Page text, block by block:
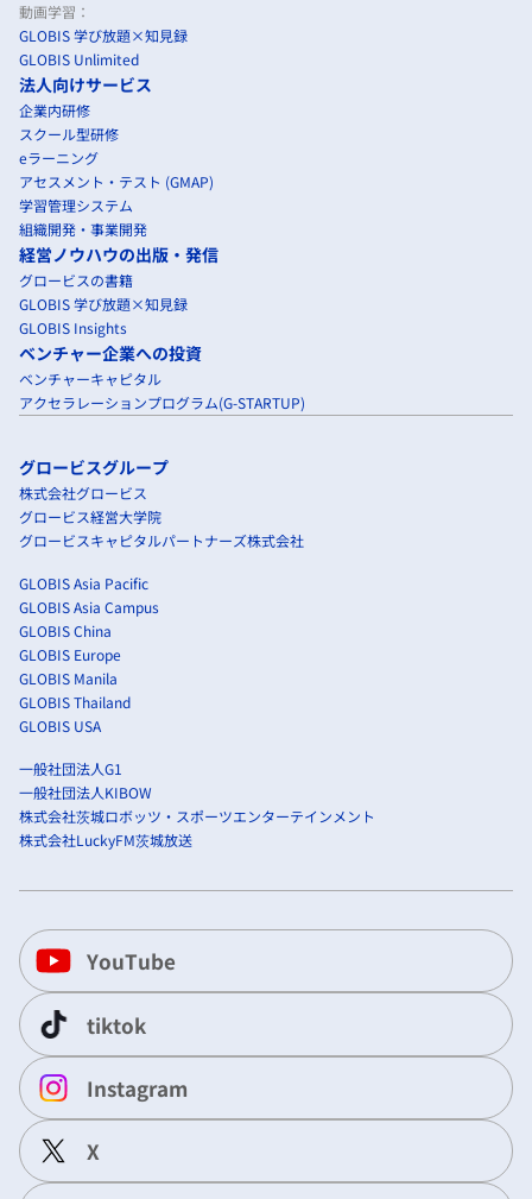
動画学習：
GLOBIS 学び放題×知見録
GLOBIS Unlimited
法人向けサービス
企業内研修
スクール型研修
eラーニング
アセスメント・テスト (GMAP)
学習管理システム
組織開発・事業開発
経営ノウハウの出版・発信
グロービスの書籍
GLOBIS 学び放題×知見録
GLOBIS Insights
ベンチャー企業への投資
ベンチャーキャピタル
アクセラレーションプログラム(G-STARTUP)
グロービスグループ
株式会社グロービス
グロービス経営大学院
グロービスキャピタルパートナーズ株式会社
GLOBIS Asia Pacific
GLOBIS Asia Campus
GLOBIS China
GLOBIS Europe
GLOBIS Manila
GLOBIS Thailand
GLOBIS USA
一般社団法人G1
一般社団法人KIBOW
株式会社茨城ロボッツ・スポーツエンターテインメント
株式会社LuckyFM茨城放送
YouTube
tiktok
Instagram
X